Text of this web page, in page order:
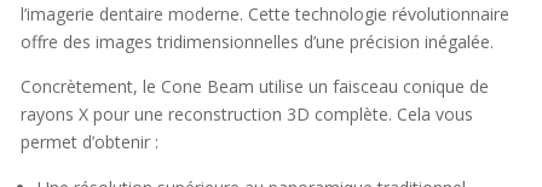
l’imagerie dentaire moderne. Cette technologie révolutionnaire
offre des images tridimensionnelles d’une précision inégalée.
Concrètement, le Cone Beam utilise un faisceau conique de
rayons X pour une reconstruction 3D complète. Cela vous
permet d’obtenir :